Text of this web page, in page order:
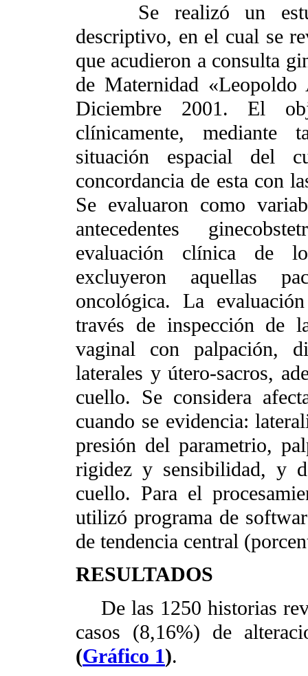
Se realizó un
descriptivo, en el cual se
que acudieron a consulta
de Maternidad
Diciembre 2001. El
clínicamente,
situación espacial
concordancia de esta con
Se evaluaron como
antecedentes
evaluación clínica de
excluyeron aquellas
oncológica. La
través de inspección de
vaginal con palpación,
laterales y útero-sacros,
cuello. Se considera
cuando se evidencia:
presión del parametrio,
rigidez y sensibilidad, y
cuello. Para el
utilizó programa de
de tendencia central
RESULTADOS
De las 1250 historias
casos (8,16%) de
(Gráfico 1).